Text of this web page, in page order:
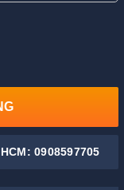
0908597705